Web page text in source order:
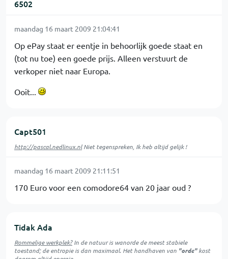
6502
maandag 16 maart 2009 21:04:41
Op ePay staat er eentje in behoorlijk goede staat en
(tot nu toe) een goede prijs. Alleen verstuurt de
verkoper niet naar Europa.
Ooit...
Capt501
http://pascal.nedlinux.nlNiet tegenspreken, Ik heb altijd gelijk !
maandag 16 maart 2009 21:11:51
170 Euro voor een comodore64 van 20 jaar oud ?
Tidak Ada
Rommelige werkplek?In de natuur iswanordede meest stabiele
toestand; de entropie is dan maximaal. Het handhaven van "orde"kost